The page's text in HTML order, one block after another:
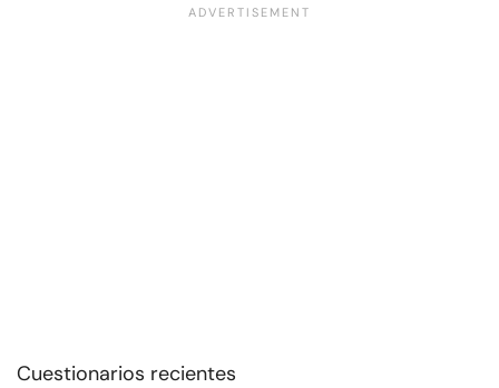
Cuestionarios recientes